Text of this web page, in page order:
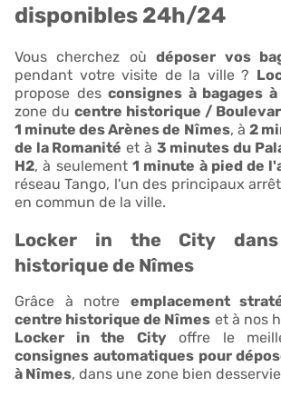
disponibles 24h/24
Vous cherchez oùdéposer vos
pendant votre visite de la ville ?
propose des consignes à bagages
zone du centre historique /
1 minute des Arènes de Nîmes, à 2
de la Romanité et à 3 minutes du
H2, à seulement 1 minute à pied de
réseau Tango, l'un des principaux
en commun de la ville.
Locker in the City
historique de Nîmes
Grâce à notre emplacement
centre historique de Nîmes et à nos
Locker in the Cityoffre le
consignes automatiques pour
à Nîmes, dans une zone bien